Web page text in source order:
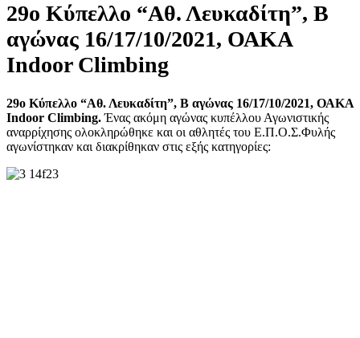
29ο Κύπελλο “Αθ. Λευκαδίτη”, Β
αγώνας 16/17/10/2021, ΟΑΚΑ
Indoor Climbing
29ο Κύπελλο “Αθ. Λευκαδίτη”, Β αγώνας 16/17/10/2021, ΟΑΚΑ
Indoor Climbing.Ένας ακόμη αγώνας κυπέλλου Αγωνιστικής
αναρρίχησης ολοκληρώθηκε και οι αθλητές του Ε.Π.Ο.Σ.Φυλής
αγωνίστηκαν και διακρίθηκαν στις εξής κατηγορίες: